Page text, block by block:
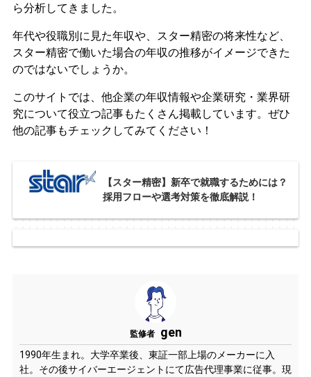
ら分析してきました。
年代や役職別に見た年収や、スター精密の将来性など、
スター精密で働いた場合の年収の推移がイメージできた
のではないでしょうか。
このサイトでは、他企業の年収情報や企業研究・業界研
究について役立つ記事もたくさん掲載しています。ぜひ
他の記事もチェックしてみてください！
【スター精密】新卒で就職するためには？
採用フローや選考対策を徹底解説！
監修者 gen
1990年生まれ。大学卒業後、東証一部上場のメーカーに入
社。その後サイバーエージェントにて広告代理事業に従事。現